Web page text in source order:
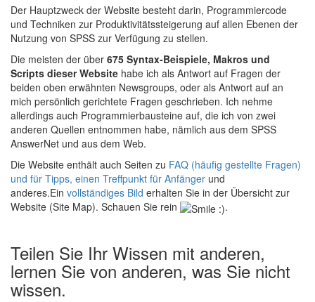
Der Hauptzweck der Website besteht darin, Programmiercode
und Techniken zur Produktivitätssteigerung auf allen Ebenen der
Nutzung von SPSS zur Verfügung zu stellen.
Die meisten der über 675 Syntax-Beispiele, Makros und
Scripts dieser Website habe ich als Antwort auf Fragen der
beiden oben erwähnten Newsgroups, oder als Antwort auf an
mich persönlich gerichtete Fragen geschrieben. Ich nehme
allerdings auch Programmierbausteine auf, die ich von zwei
anderen Quellen entnommen habe, nämlich aus dem SPSS
AnswerNet und aus dem Web.
Die Website enthält auch Seiten zu FAQ (häufig gestellte Fragen)
und für Tipps, einen Treffpunkt für Anfänger und
anderes.Ein vollständiges Bild erhalten Sie in der Übersicht zur
Website (Site Map). Schauen Sie rein
.
Teilen Sie Ihr Wissen mit anderen,
lernen Sie von anderen, was Sie nicht
wissen.